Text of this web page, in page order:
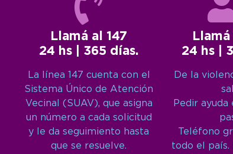
Llamá al 147
24 hs | 365 días.
La línea 147 cuenta con el
Sistema Único de Atención
Vecinal (SUAV), que asigna
un número a cada solicitud
y le da seguimiento hasta
que se resuelve.
24 hs |
De la
Pedir
Teléfono
todo el país.